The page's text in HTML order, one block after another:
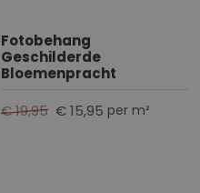
Fotobehang
Geschilderde
Bloemenpracht
€ 15,95 per m²
€ 19,95